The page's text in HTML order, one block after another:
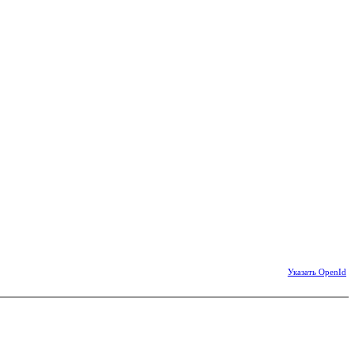
Указать OpenId